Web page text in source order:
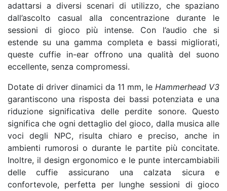
adattarsi a diversi scenari di utilizzo, che spaziano
dall’ascolto casual alla concentrazione durante le
sessioni di gioco più intense. Con l’audio che si
estende su una gamma completa e bassi migliorati,
queste cuffie in-ear offrono una qualità del suono
eccellente, senza compromessi.
Dotate di driver dinamici da 11 mm, le Hammerhead V3
garantiscono una risposta dei bassi potenziata e una
riduzione significativa delle perdite sonore. Questo
significa che ogni dettaglio del gioco, dalla musica alle
voci degli NPC, risulta chiaro e preciso, anche in
ambienti rumorosi o durante le partite più concitate.
Inoltre, il design ergonomico e le punte intercambiabili
delle cuffie assicurano una calzata sicura e
confortevole, perfetta per lunghe sessioni di gioco